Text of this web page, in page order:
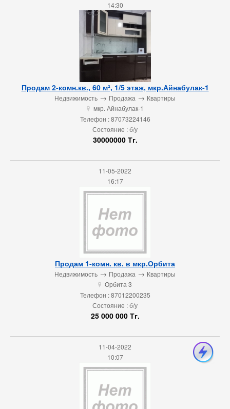
14:30
Продам 2-комн.кв., 60 м², 1/5 этаж, мкр.Айнабулак-1
Недвижимость → Продажа → Квартиры
u мкр. Айнабулак-1
Телефон : 87073224146
Состояние : б/у
30000000 Тг.
11-05-2022
16:17
Продам 1-комн. кв. в мкр.Орбита
Недвижимость → Продажа → Квартиры
u Орбита 3
Телефон : 87012200235
Состояние : б/у
25 000 000 Тг.
11-04-2022
10:07